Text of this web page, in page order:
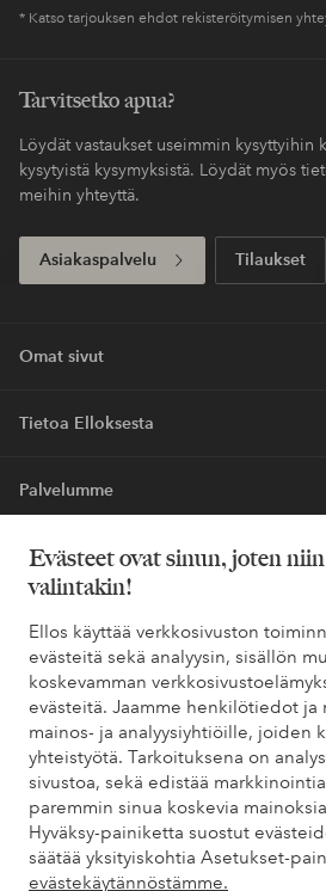
Evästeet ovat sinun, joten
valintakin!
Ellos käyttää verkkosivuston
evästeitä sekä analyysin, sisällön
koskevamman
evästeitä. Jaamme henkilötiedot ja
mainos- ja analyysiyhtiöille, joiden
yhteistyötä. Tarkoituksena on
sivustoa, sekä edistää
paremmin sinua koskevia
Hyväksy-painiketta suostut
säätää yksityiskohtia Asetukset-
evästekäytännöstämme.
* Katso tarjouksen ehdot rekisteröitymisen
Tarvitsetko apua?
Löydät vastaukset useimmin kysyttyihin
kysytyistä kysymyksistä. Löydät myös
meihin yhteyttä.
Asiakaspalvelu Tilaukset
Omat sivut
Tietoa Elloksesta
Palvelumme
Ehdot
Ystävät
Turvalliset maksut –
Haluatko tietää lisää
elpy